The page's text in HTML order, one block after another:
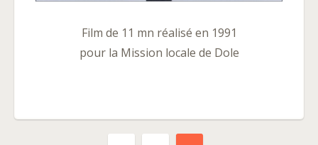
Film de 11 mn réalisé en 1991
pour la Mission locale de Dole